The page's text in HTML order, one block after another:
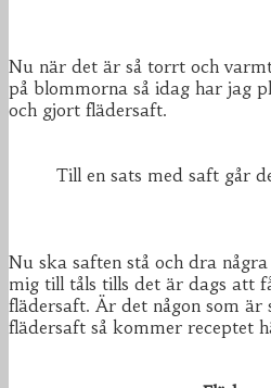
Nu när det är så torrt och
på blommorna så idag har jag
och gjort flädersaft.
Till en sats med saft går
Nu ska saften stå och dra
mig till tåls tills det är dags att
flädersaft. Är det någon som är
flädersaft så kommer receptet